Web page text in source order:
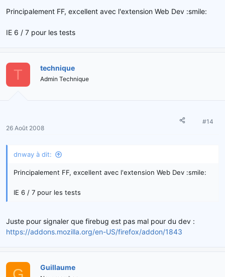
Principalement FF, excellent avec l'extension Web Dev :smile:
IE 6 / 7 pour les tests
T technique
Admin Technique
26 Août 2008
#14
dnway à dit:
Principalement FF, excellent avec l'extension Web Dev :smile:
IE 6 / 7 pour les tests
Juste pour signaler que firebug est pas mal pour du dev :
https://addons.mozilla.org/en-US/firefox/addon/1843
G Guillaume